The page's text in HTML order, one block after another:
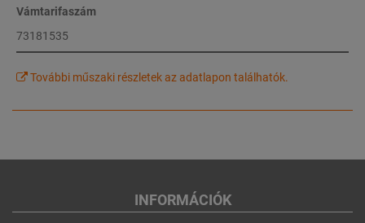
Vámtarifaszám
73181535
További műszaki részletek az adatlapon találhatók.
INFORMÁCIÓK